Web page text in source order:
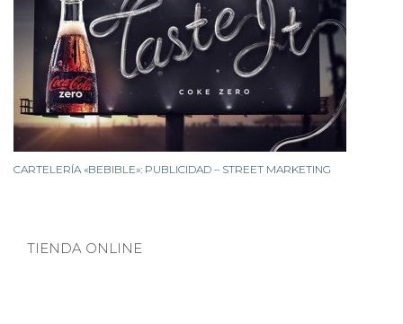
CARTELERÍA «BEBIBLE»: PUBLICIDAD – STREET MARKETING
TIENDA ONLINE